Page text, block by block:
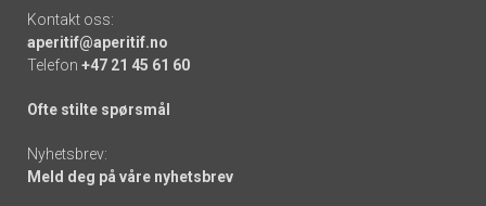
Kontakt oss:
aperitif@aperitif.no
Telefon +47 21 45 61 60
Ofte stilte spørsmål
Nyhetsbrev:
Meld deg på våre nyhetsbrev